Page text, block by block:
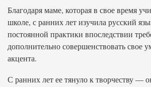
Благодаря маме, которая в свое время
школе, с ранних лет изучила русский
постоянной практики впоследствии
дополнительно совершенствовать свое
акцента.
С ранних лет ее тянуло к творчеству —